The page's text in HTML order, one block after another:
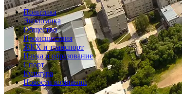
Политика
Экономика
Общество
Происшествия
ЖКХ и транспорт
Наука и образование
Спорт
Культура
Новости компаний